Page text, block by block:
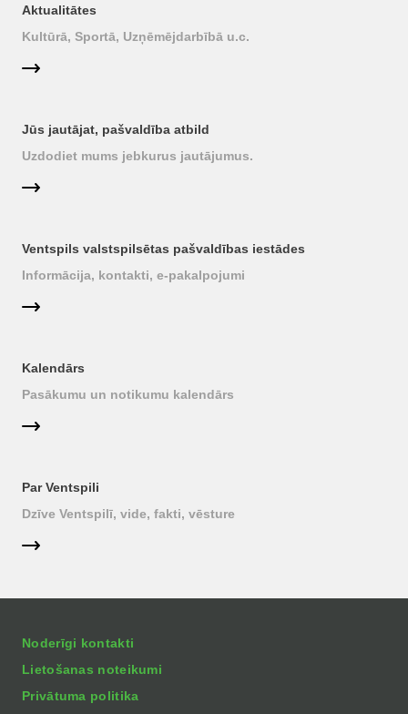
Aktualitātes
Kultūrā, Sportā, Uzņēmējdarbībā u.c.
Jūs jautājat, pašvaldība atbild
Uzdodiet mums jebkurus jautājumus.
Ventspils valstspilsētas pašvaldības iestādes
Informācija, kontakti, e-pakalpojumi
Kalendārs
Pasākumu un notikumu kalendārs
Par Ventspili
Dzīve Ventspilī, vide, fakti, vēsture
Noderīgi kontakti
Lietošanas noteikumi
Privātuma politika